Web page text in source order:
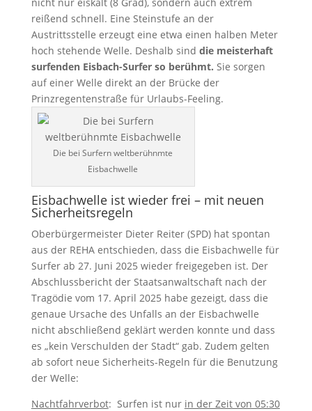
reißend schnell. Eine Steinstufe an der
Austrittsstelle erzeugt eine etwa einen halben Meter
hoch stehende Welle. Deshalb sind die meisterhaft
surfenden Eisbach-Surfer so berühmt. Sie sorgen
auf einer Welle direkt an der Brücke der
Prinzregentenstraße für Urlaubs-Feeling.
Die bei Surfern weltberühnmte
Eisbachwelle
Eisbachwelle ist wieder frei – mit neuen
Sicherheitsregeln
Oberbürgermeister Dieter Reiter (SPD) hat spontan
aus der REHA entschieden, dass die Eisbachwelle für
Surfer ab 27. Juni 2025 wieder freigegeben ist. Der
Abschlussbericht der Staatsanwaltschaft nach der
Tragödie vom 17. April 2025 habe gezeigt, dass die
genaue Ursache des Unfalls an der Eisbachwelle
nicht abschließend geklärt werden konnte und dass
es „kein Verschulden der Stadt“ gab. Zudem gelten
ab sofort neue Sicherheits-Regeln für die Benutzung
der Welle:
Nachtfahrverbot: Surfen ist nur in der Zeit von 05:30